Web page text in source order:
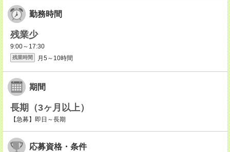
勤務時間
残業少
9:00～17:30
残業時間 月5～10時間
期間
長期（3ヶ月以上）
【急募】即日～長期
応募資格・条件